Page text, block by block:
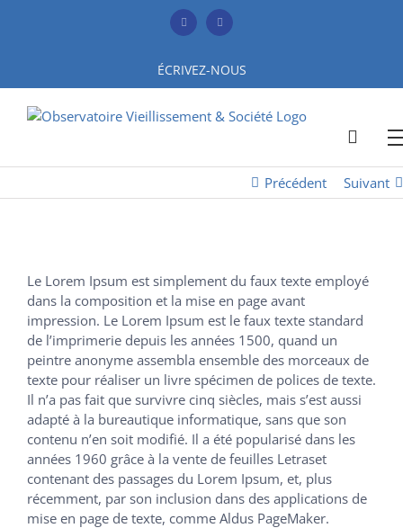
FacebookYouTube
ÉCRIVEZ-NOUS
Précédent Suivant
Le Lorem Ipsum est simplement du faux texte employé
dans la composition et la mise en page avant
impression. Le Lorem Ipsum est le faux texte standard
de l’imprimerie depuis les années 1500, quand un
peintre anonyme assembla ensemble des morceaux de
texte pour réaliser un livre spécimen de polices de texte.
Il n’a pas fait que survivre cinq siècles, mais s’est aussi
adapté à la bureautique informatique, sans que son
contenu n’en soit modifié. Il a été popularisé dans les
années 1960 grâce à la vente de feuilles Letraset
contenant des passages du Lorem Ipsum, et, plus
récemment, par son inclusion dans des applications de
mise en page de texte, comme Aldus PageMaker.